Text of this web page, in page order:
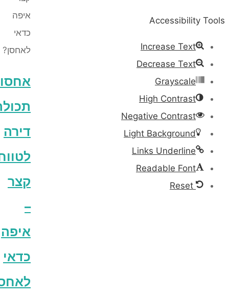
אחסון
תכולת
דירה
לטווח
איפה
כדאי
לאחסן?
Accessibility
Increase Text
Decrease Text
Grayscale
High Contrast
Negative Contrast
Light Background
Links Underline
Readable Font
Reset